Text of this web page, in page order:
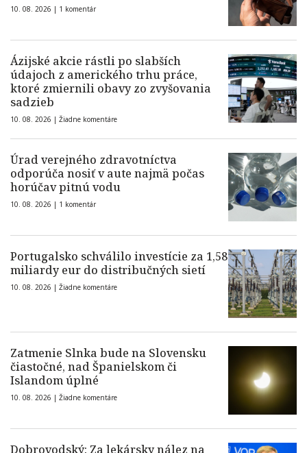
10. 08. 2026 | 1 komentár
Ázijské akcie rástli po slabších
údajoch z amerického trhu práce,
ktoré zmiernili obavy zo zvyšovania
sadzieb
10. 08. 2026 | Žiadne komentáre
Úrad verejného zdravotníctva
odporúča nosiť v aute najmä počas
horúčav pitnú vodu
10. 08. 2026 | 1 komentár
Portugalsko schválilo investície za 1,58
miliardy eur do distribučných sietí
10. 08. 2026 | Žiadne komentáre
Zatmenie Slnka bude na Slovensku
čiastočné, nad Španielskom či
Islandom úplné
10. 08. 2026 | Žiadne komentáre
Dobrovodský: Za lekársky nález na